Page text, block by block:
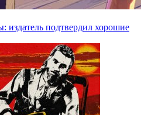
издатель подтвердил хорошие